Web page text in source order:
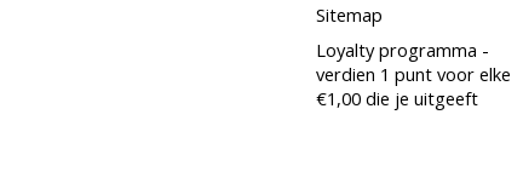
Sitemap
Loyalty programma -
verdien 1 punt voor elke
€1,00 die je uitgeeft